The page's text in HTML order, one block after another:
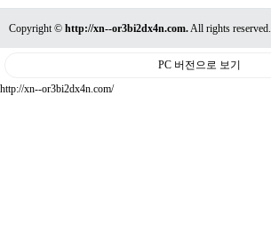
Copyright © http://xn--or3bi2dx4n.com.All rights reserved.
PC 버전으로 보기
http://xn--or3bi2dx4n.com/